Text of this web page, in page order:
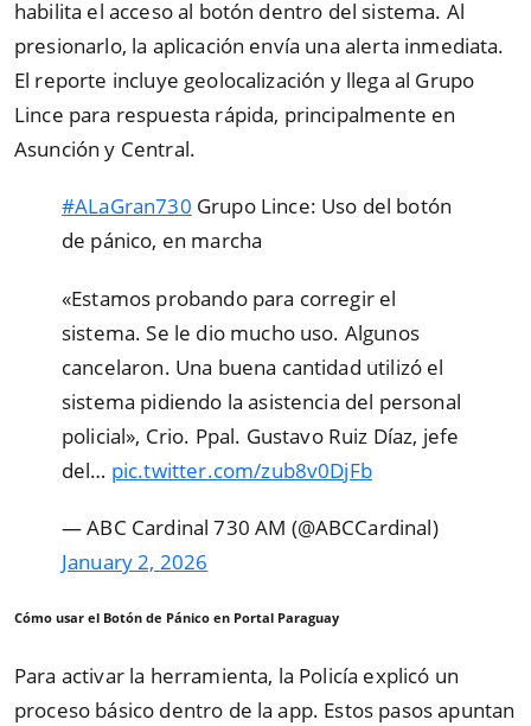
habilita el acceso al botón dentro del sistema. Al
presionarlo, la aplicación envía una alerta inmediata.
El reporte incluye geolocalización y llega al Grupo
Lince para respuesta rápida, principalmente en
Asunción y Central.
#ALaGran730 Grupo Lince: Uso del botón
de pánico, en marcha
«Estamos probando para corregir el
sistema. Se le dio mucho uso. Algunos
cancelaron. Una buena cantidad utilizó el
sistema pidiendo la asistencia del personal
policial», Crio. Ppal. Gustavo Ruiz Díaz, jefe
del… pic.twitter.com/zub8v0DjFb
— ABC Cardinal 730 AM (@ABCCardinal)
January 2, 2026
Cómo usar el Botón de Pánico en Portal Paraguay
Para activar la herramienta, la Policía explicó un
proceso básico dentro de la app. Estos pasos apuntan